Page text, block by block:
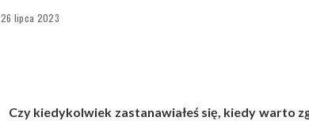
26 lipca 2023
Czy kiedykolwiek zastanawiałeś się, kiedy warto